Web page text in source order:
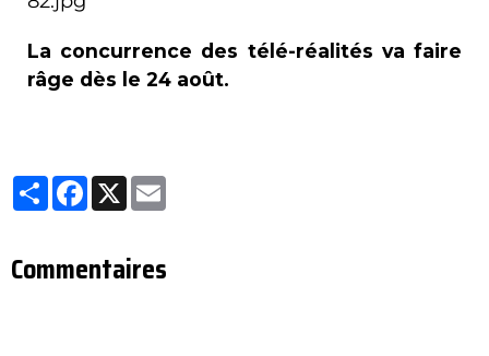
La concurrence des télé-réalités va faire
râge dès le 24 août.
Partager
Facebook
X
Commentaires